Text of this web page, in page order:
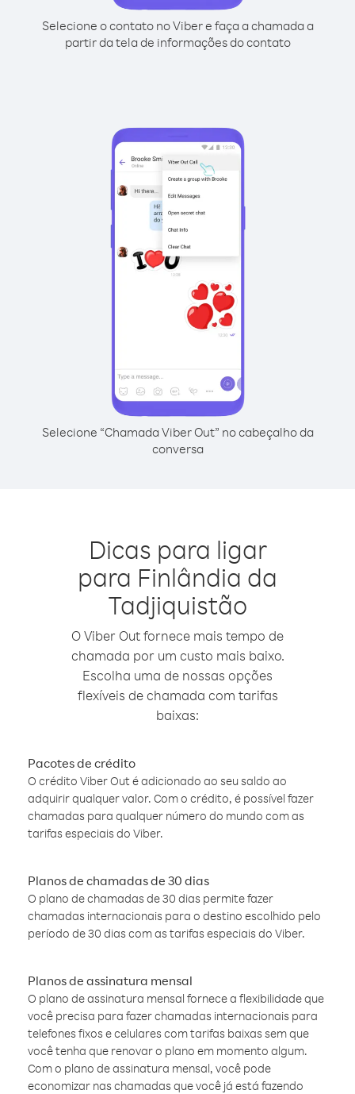
Selecione o contato no Viber e faça a chamada a
partir da tela de informações do contato
Selecione “Chamada Viber Out” no cabeçalho da
conversa
Dicas para ligar
para Finlândia da
Tadjiquistão
O Viber Out fornece mais tempo de
chamada por um custo mais baixo.
Escolha uma de nossas opções
flexíveis de chamada com tarifas
baixas:
Pacotes de crédito
O crédito Viber Out é adicionado ao seu saldo ao
adquirir qualquer valor. Com o crédito, é possível fazer
chamadas para qualquer número do mundo com as
tarifas especiais do Viber.
Planos de chamadas de 30 dias
O plano de chamadas de 30 dias permite fazer
chamadas internacionais para o destino escolhido pelo
período de 30 dias com as tarifas especiais do Viber.
Planos de assinatura mensal
O plano de assinatura mensal fornece a flexibilidade que
você precisa para fazer chamadas internacionais para
telefones fixos e celulares com tarifas baixas sem que
você tenha que renovar o plano em momento algum.
Com o plano de assinatura mensal, você pode
economizar nas chamadas que você já está fazendo